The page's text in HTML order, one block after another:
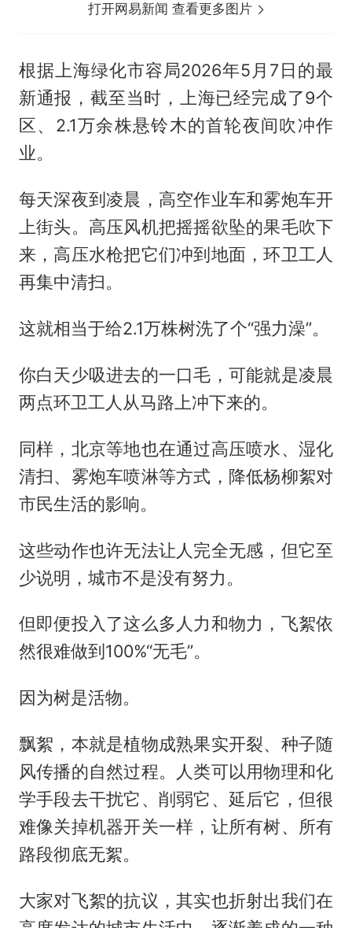
打开网易新闻 查看更多图片
根据上海绿化市容局2026年5月7日的最
新通报，截至当时，上海已经完成了9个
区、2.1万余株悬铃木的首轮夜间吹冲作
业。
每天深夜到凌晨，高空作业车和雾炮车开
上街头。高压风机把摇摇欲坠的果毛吹下
来，高压水枪把它们冲到地面，环卫工人
再集中清扫。
这就相当于给2.1万株树洗了个“强力澡”。
你白天少吸进去的一口毛，可能就是凌晨
两点环卫工人从马路上冲下来的。
同样，北京等地也在通过高压喷水、湿化
清扫、雾炮车喷淋等方式，降低杨柳絮对
市民生活的影响。
这些动作也许无法让人完全无感，但它至
少说明，城市不是没有努力。
但即便投入了这么多人力和物力，飞絮依
然很难做到100%“无毛”。
因为树是活物。
飘絮，本就是植物成熟果实开裂、种子随
风传播的自然过程。人类可以用物理和化
学手段去干扰它、削弱它、延后它，但很
难像关掉机器开关一样，让所有树、所有
路段彻底无絮。
大家对飞絮的抗议，其实也折射出我们在